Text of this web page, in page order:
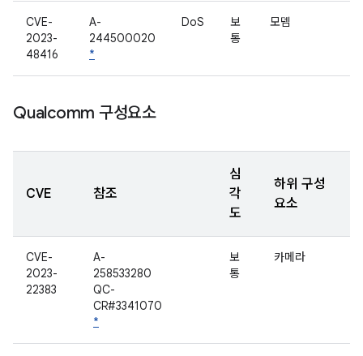
CVE-
2023-
48416
A-
244500020
*
DoS
보
통
모뎀
Qualcomm 구성요소
CVE 참조
심
각
도
하위 구성
요소
CVE-
2023-
22383
A-
258533280
QC-
CR#3341070
*
보
통
카메라